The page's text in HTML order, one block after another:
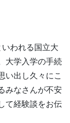
われる国立大
大学入学の手続
い出し久々にこ
みなさんが不安
て経験談をお伝